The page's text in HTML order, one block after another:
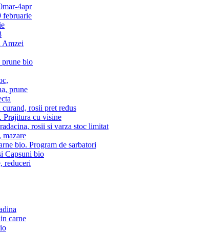
4apr
februarie
Amzei
prune bio
prune
rosii pret redus
Prajitura cu visine
rosii si varza stoc limitat
mazare
bio. Program de sarbatori
Capsuni bio
reduceri
carne